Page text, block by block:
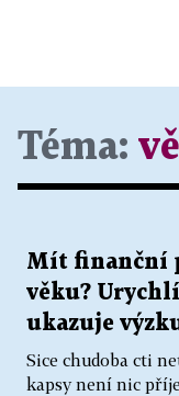
Téma:
Mít finanční
věku?
ukazuje
Sice chudoba cti
kapsy není nic